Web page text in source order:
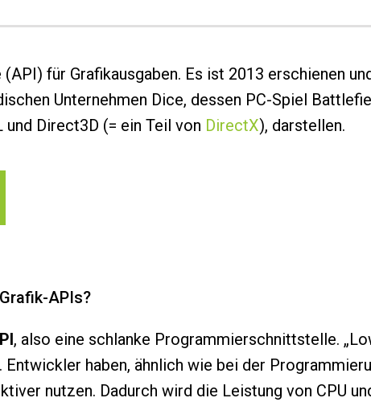
für Grafikausgaben. Es ist 2013 erschienen
Unternehmen Dice, dessen PC-Spiel
Direct3D (= ein Teil von DirectX), darstellen.
APIs?
, also eine schlanke Programmierschnittstelle.
haben, ähnlich wie bei der
nutzen. Dadurch wird die Leistung von CPU